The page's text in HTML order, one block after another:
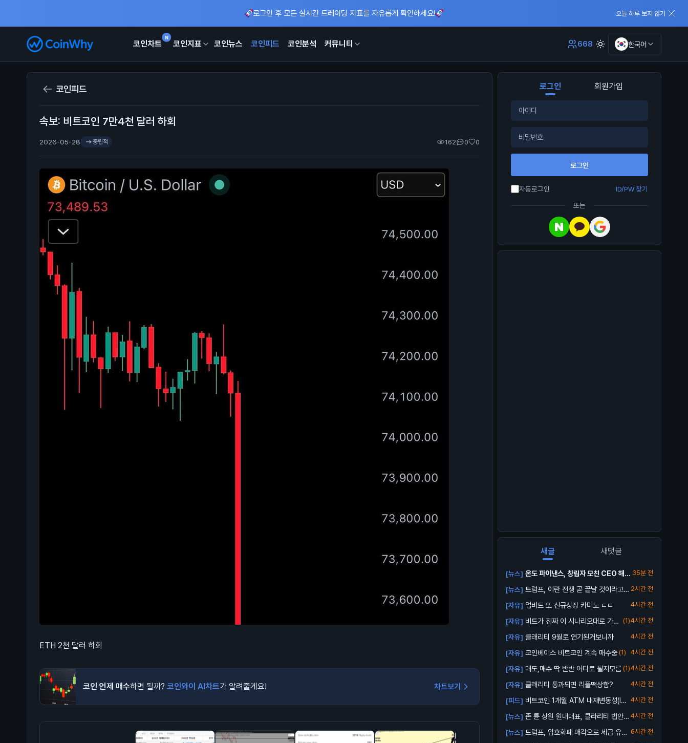
로그인 후 모든 실시간 트레이딩 지표를 자유롭게 확인하세요! 오늘 하루 보지 않기
N
코인차트 코인지표 코인뉴스 코인피드 코인분석 커뮤니티 668 한국어
코인피드
속보: 비트코인 7만4천 달러 하회
2026-05-28 중립적 162 0 0
ETH 2천 달러 하회
코인 언제 매수하면 될까? 코인와이 AI차트가 알려줄게요! 차트보기
로그인 회원가입
로그인
자동로그인
ID/PW 찾기
또는
새글 새댓글
[뉴스] 온도 파이낸스, 창립자 모친 CEO 해임
소송...
35분 전
[뉴스] 트럼프, 이란 전쟁 곧 끝날 것이라고
전망
2시간 전
[자유] 업비트 또 신규상장 카미노 ㄷㄷ 4시간 전
[자유] 비트가 진짜 이 시나리오대로 가줄
까?
(1)4시간 전
[자유] 클래리티 9월로 연기된거보니까 4시간 전
[자유] 코인베이스 비트코인 계속 매수중 (1) 4시간 전
[자유] 매도,매수 딱 반반 어디로 튈지모름 (1)4시간 전
[자유] 클래리티 통과되면 리플떡상함? 4시간 전
[피드] 비트코인 1개월 ATM 내재변동성(IV): 4시간 전
[뉴스] 존 튠 상원 원내대표, 클라리티 법안
투표 연...
4시간 전
[뉴스] 트럼프, 암호화폐 매각으로 세금 유예 6시간 전